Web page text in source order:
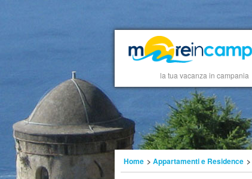
la tua vacanza in campania
Home > Appartamenti e Residence >